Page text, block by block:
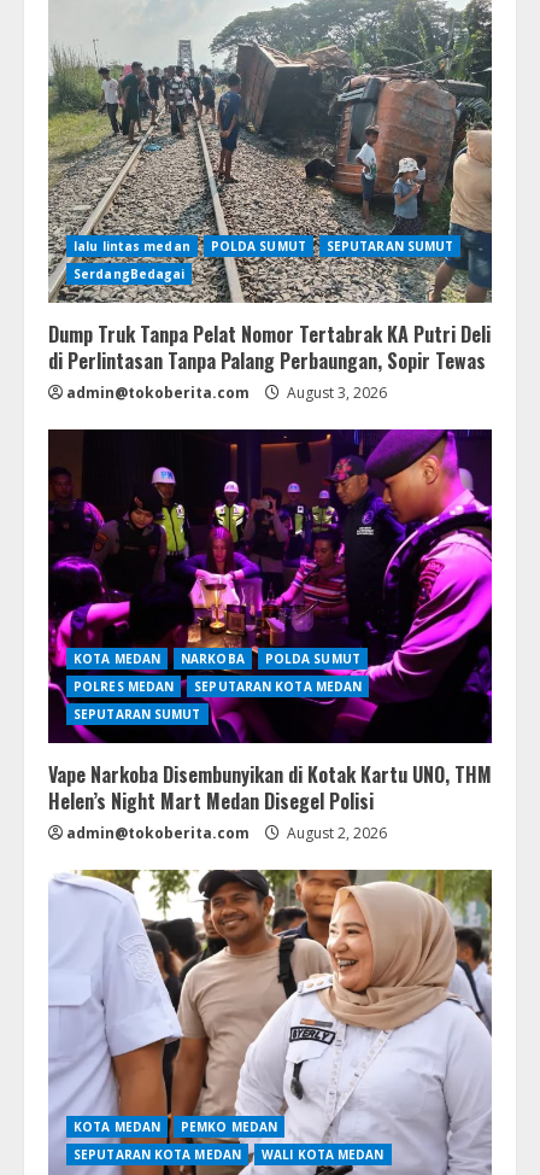
lalu lintas medan POLDA SUMUT
SEPUTARAN SUMUT
SerdangBedagai
Dump Truk Tanpa Pelat Nomor Tertabrak KA Putri Deli
di Perlintasan Tanpa Palang Perbaungan, Sopir Tewas
admin@tokoberita.com August 3, 2026
KOTA MEDAN NARKOBA
POLDA SUMUT
POLRES MEDAN
SEPUTARAN KOTA MEDAN
SEPUTARAN SUMUT
Vape Narkoba Disembunyikan di Kotak Kartu UNO, THM
Helen’s Night Mart Medan Disegel Polisi
admin@tokoberita.com August 2, 2026
KOTA MEDAN
PEMKO MEDAN
SEPUTARAN KOTA MEDAN
WALI KOTA MEDAN